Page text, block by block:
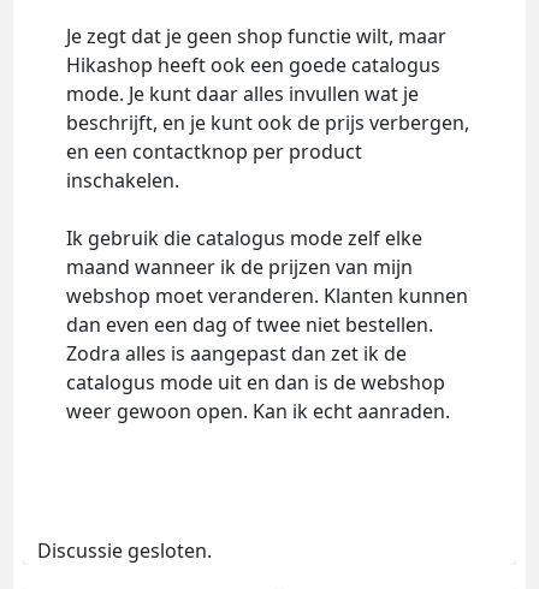
Je zegt dat je geen shop functie wilt, maar
Hikashop heeft ook een goede catalogus
mode. Je kunt daar alles invullen wat je
beschrijft, en je kunt ook de prijs verbergen,
en een contactknop per product
inschakelen.
Ik gebruik die catalogus mode zelf elke
maand wanneer ik de prijzen van mijn
webshop moet veranderen. Klanten kunnen
dan even een dag of twee niet bestellen.
Zodra alles is aangepast dan zet ik de
catalogus mode uit en dan is de webshop
weer gewoon open. Kan ik echt aanraden.
Discussie gesloten.